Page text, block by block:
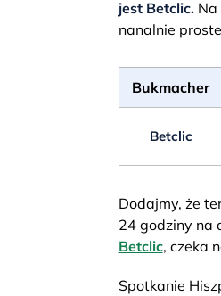
jest Betclic.Na
nanalnie
Bukmacher
Betclic
Dodajmy, że
24 godziny na
Betclic, czeka
Spotkanie